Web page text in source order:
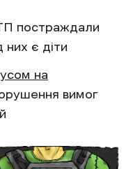
постраждали
них є діти
на
вимог